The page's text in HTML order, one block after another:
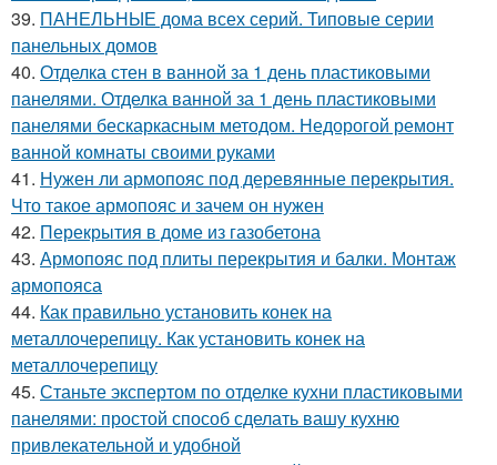
39. ПАНЕЛЬНЫЕ дома всех серий. Типовые серии
панельных домов
40. Отделка стен в ванной за 1 день пластиковыми
панелями. Отделка ванной за 1 день пластиковыми
панелями бескаркасным методом. Недорогой ремонт
ванной комнаты своими руками
41. Нужен ли армопояс под деревянные перекрытия.
Что такое армопояс и зачем он нужен
42. Перекрытия в доме из газобетона
43. Армопояс под плиты перекрытия и балки. Монтаж
армопояса
44. Как правильно установить конек на
металлочерепицу. Как установить конек на
металлочерепицу
45. Станьте экспертом по отделке кухни пластиковыми
панелями: простой способ сделать вашу кухню
привлекательной и удобной